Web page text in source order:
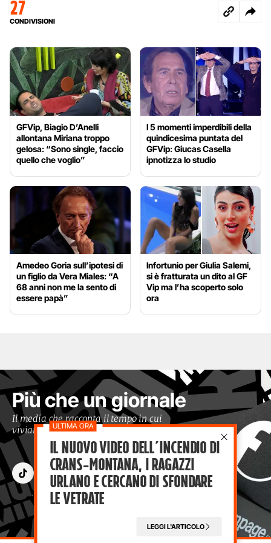
27
CONDIVISIONI
GFVip, Biagio D’Anelli
allontana Miriana troppo
gelosa: “Sono single, faccio
quello che voglio”
I 5 momenti imperdibili della
quindicesima puntata del
GFVip: Giucas Casella
ipnotizza lo studio
Amedeo Goria sull’ipotesi di
un figlio da Vera Miales: “A
68 anni non me la sento di
essere papà”
Infortunio per Giulia Salemi,
si è fratturata un dito al GF
Vip ma l’ha scoperto solo
ora
Più che un giornale
Il media che racconta il tempo in cui
viviamo con occhi moderni
Il nuovo video dell’incendio di
Crans-Montana, i ragazzi
Urlano e cercano di sfondare
le vetrate
LEGGI L'ARTICOLO